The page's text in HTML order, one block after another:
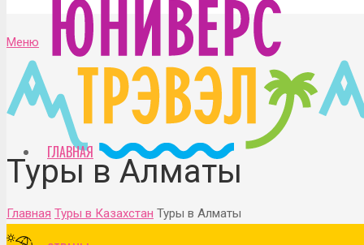
Меню
ГЛАВНАЯ
Туры в Алматы
Главная Туры в Казахстан Туры в Алматы